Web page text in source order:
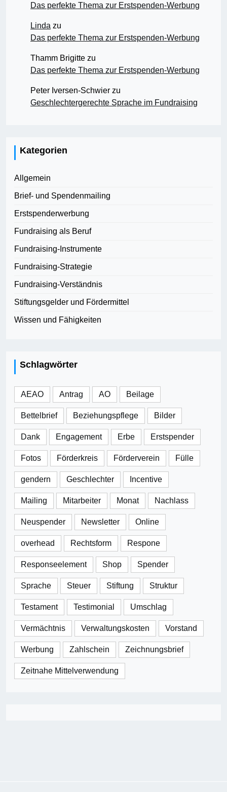
Das perfekte Thema zur Erstspenden-Werbung
Linda zu
Das perfekte Thema zur Erstspenden-Werbung
Thamm Brigitte zu
Das perfekte Thema zur Erstspenden-Werbung
Peter Iversen-Schwier zu
Geschlechtergerechte Sprache im Fundraising
Kategorien
Allgemein
Brief- und Spendenmailing
Erstspenderwerbung
Fundraising als Beruf
Fundraising-Instrumente
Fundraising-Strategie
Fundraising-Verständnis
Stiftungsgelder und Fördermittel
Wissen und Fähigkeiten
Schlagwörter
AEAO Antrag AO Beilage
Bettelbrief Beziehungspflege Bilder
Dank Engagement Erbe Erstspender
Fotos Förderkreis Förderverein Fülle
gendern Geschlechter Incentive
Mailing Mitarbeiter Monat Nachlass
Neuspender Newsletter Online
overhead Rechtsform Respone
Responseelement Shop Spender
Sprache Steuer Stiftung Struktur
Testament Testimonial Umschlag
Vermächtnis Verwaltungskosten Vorstand
Werbung Zahlschein Zeichnungsbrief
Zeitnahe Mittelverwendung